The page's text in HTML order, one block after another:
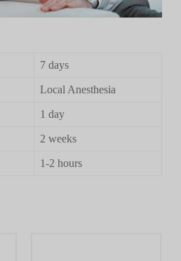
7 days
Local Anesthesia
1 day
2 weeks
1-2 hours